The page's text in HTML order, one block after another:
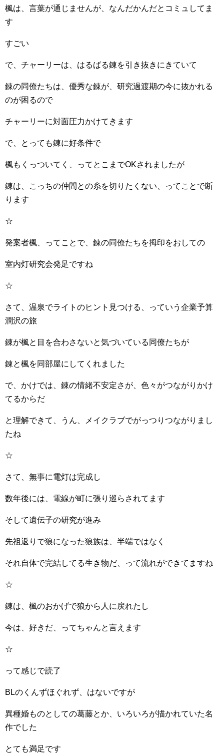
楓は、言葉が通じませんが、なんだかんだとコミュしてま
す
すごい
で、チャーリーは、はるばる錬を引き抜きにきていて
錬の同僚たちは、優秀な錬が、研究過渡期の今に抜かれる
のが困るので
チャーリーに対面圧力かけてきます
で、とっても錬に好条件で
楓もくっついてく、ってとこまでOKされましたが
錬は、こっちの仲間との糸を切りたくない、ってことで断
ります
☆
発案者楓、ってことで、錬の同僚たちを拇印をおしての
室内灯研究会発足ですね
☆
さて、温泉でライトのヒント見つける、っていう企業予算
潤沢の旅
錬が楓と目を合わさないと気づいている同僚たちが
錬と楓を同部屋にしてくれました
で、かけでは、錬の情緒不安定さが、色々がつながりかけ
てるからだ
と理解できて、うん、メイクラブでがっつりつながりまし
たね
☆
さて、無事に電灯は完成し
数年後には、電線が町に張り巡らされてます
そして遺伝子の研究が進み
先祖返りで狼になった狼族は、半端ではなく
それ自体で完結してる生き物だ、って流れができてますね
☆
錬は、楓のおかげで狼から人に戻れたし
今は、好きだ、ってちゃんと言えます
☆
って感じで読了
BLのくんずほぐれず、はないですが
異種婚ものとしての葛藤とか、いろいろが描かれていた名
作でした
とても満足です